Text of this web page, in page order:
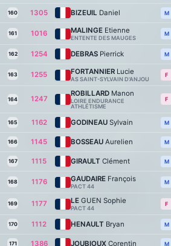
160 1305 BIZEUIL Daniel M
161 1016 MALINGE Etienne
ENTENTE DES MAUGES
M
162 1254 DEBRAS Pierrick M
163 1255 FORTANNIER Lucie
AS SAINT-SYLVAIN D'ANJOU
F
164 1247
ROBILLARD Manon
LOIRE ENDURANCE
ATHLÉTISME
F
165 1162 GODINEAU Sylvain M
166 1145 BOSSEAU Aurelien M
167 1115 GIRAULT Clément M
168 1176 GAUDAIRE François
PACT 44
M
169 1177 LE GUEN Sophie
PACT 44
F
170 1112 HENAULT Bryan M
171 1386 JOUBIOUX Corentin M